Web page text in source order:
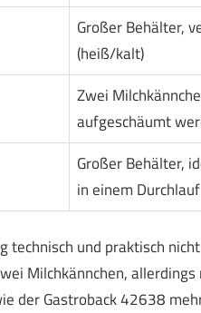
Großer Behälter,
(heiß/kalt)
Zwei
aufgeschäumt
Großer Behälter,
in einem Durchlauf
technisch und praktisch
Milchkännchen,
der Gastroback 42638